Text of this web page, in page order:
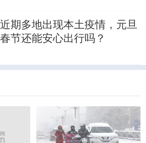
近期多地出现本土疫情，元旦
春节还能安心出行吗？